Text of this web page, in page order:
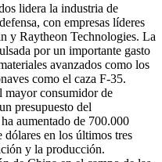
lidera la industria de
con empresas líderes
y Raytheon Technologies. La
por un importante gasto
avanzados como los
como el caza F-35.
mayor consumidor de
presupuesto del
aumentado de 700.000
en los últimos tres
y la producción.